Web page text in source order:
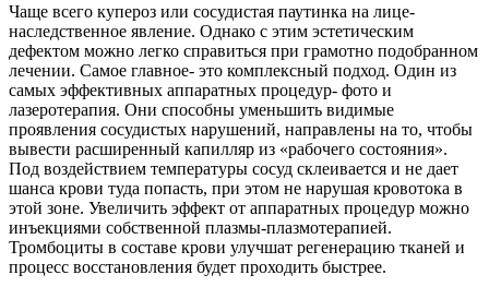
Чаще всего купероз или сосудистая паутинка на лице-
наследственное явление. Однако с этим эстетическим
дефектом можно легко справиться при грамотно подобранном
лечении. Самое главное- это комплексный подход. Один из
самых эффективных аппаратных процедур- фото и
лазеротерапия. Они способны уменьшить видимые
проявления сосудистых нарушений, направлены на то, чтобы
вывести расширенный капилляр из «рабочего состояния».
Под воздействием температуры сосуд склеивается и не дает
шанса крови туда попасть, при этом не нарушая кровотока в
этой зоне. Увеличить эффект от аппаратных процедур можно
инъекциями собственной плазмы-плазмотерапией.
Тромбоциты в составе крови улучшат регенерацию тканей и
процесс восстановления будет проходить быстрее.